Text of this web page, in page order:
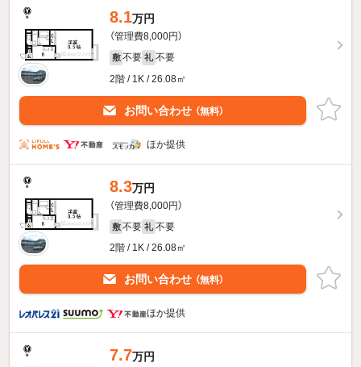
8.1万円
（管理費8,000円）
敷 不要 礼 不要
2階 / 1K / 26.08㎡
お問い合わせ （無料）
ほか提供
8.3万円
（管理費8,000円）
敷 不要 礼 不要
2階 / 1K / 26.08㎡
お問い合わせ （無料）
ほか提供
7.7万円